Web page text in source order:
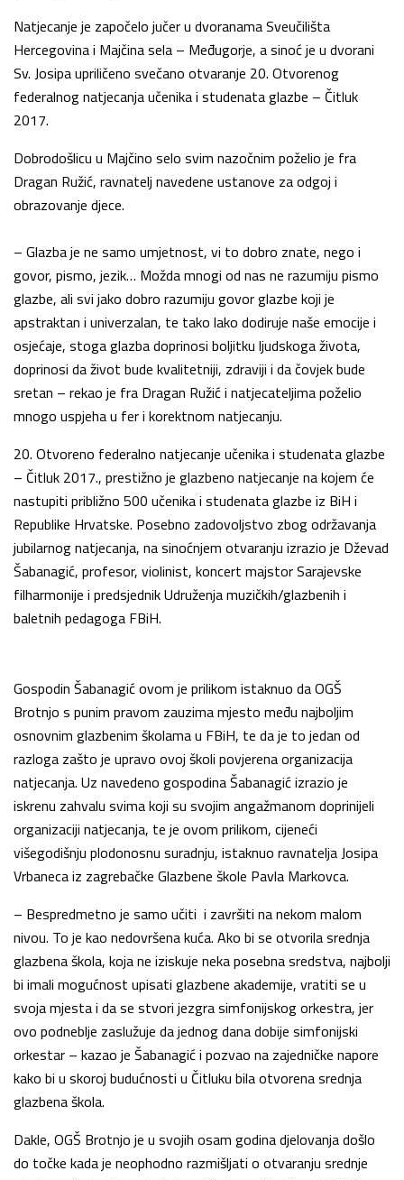
Natjecanje je započelo jučer u dvoranama Sveučilišta
Hercegovina i Majčina sela – Međugorje, a sinoć je u dvorani
Sv. Josipa upriličeno svečano otvaranje 20. Otvorenog
federalnog natjecanja učenika i studenata glazbe – Čitluk
2017.
Dobrodošlicu u Majčino selo svim nazočnim poželio je fra
Dragan Ružić, ravnatelj navedene ustanove za odgoj i
obrazovanje djece.
– Glazba je ne samo umjetnost, vi to dobro znate, nego i
govor, pismo, jezik… Možda mnogi od nas ne razumiju pismo
glazbe, ali svi jako dobro razumiju govor glazbe koji je
apstraktan i univerzalan, te tako lako dodiruje naše emocije i
osjećaje, stoga glazba doprinosi boljitku ljudskoga života,
doprinosi da život bude kvalitetniji, zdraviji i da čovjek bude
sretan – rekao je fra Dragan Ružić i natjecateljima poželio
mnogo uspjeha u fer i korektnom natjecanju.
20. Otvoreno federalno natjecanje učenika i studenata glazbe
– Čitluk 2017., prestižno je glazbeno natjecanje na kojem će
nastupiti približno 500 učenika i studenata glazbe iz BiH i
Republike Hrvatske. Posebno zadovoljstvo zbog održavanja
jubilarnog natjecanja, na sinoćnjem otvaranju izrazio je Dževad
Šabanagić, profesor, violinist, koncert majstor Sarajevske
filharmonije i predsjednik Udruženja muzičkih/glazbenih i
baletnih pedagoga FBiH.
Gospodin Šabanagić ovom je prilikom istaknuo da OGŠ
Brotnjo s punim pravom zauzima mjesto među najboljim
osnovnim glazbenim školama u FBiH, te da je to jedan od
razloga zašto je upravo ovoj školi povjerena organizacija
natjecanja. Uz navedeno gospodina Šabanagić izrazio je
iskrenu zahvalu svima koji su svojim angažmanom doprinijeli
organizaciji natjecanja, te je ovom prilikom, cijeneći
višegodišnju plodonosnu suradnju, istaknuo ravnatelja Josipa
Vrbaneca iz zagrebačke Glazbene škole Pavla Markovca.
– Bespredmetno je samo učiti i završiti na nekom malom
nivou. To je kao nedovršena kuća. Ako bi se otvorila srednja
glazbena škola, koja ne iziskuje neka posebna sredstva, najbolji
bi imali mogućnost upisati glazbene akademije, vratiti se u
svoja mjesta i da se stvori jezgra simfonijskog orkestra, jer
ovo podneblje zaslužuje da jednog dana dobije simfonijski
orkestar – kazao je Šabanagić i pozvao na zajedničke napore
kako bi u skoroj budućnosti u Čitluku bila otvorena srednja
glazbena škola.
Dakle, OGŠ Brotnjo je u svojih osam godina djelovanja došlo
do točke kada je neophodno razmišljati o otvaranju srednje